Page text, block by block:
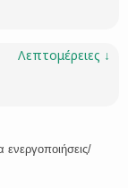
Λεπτομέρειες ↓
ενεργοποιήσεις/